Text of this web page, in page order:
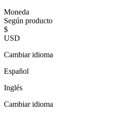
Moneda
Según producto
$
USD
Cambiar idioma
Español
Inglés
Cambiar idioma